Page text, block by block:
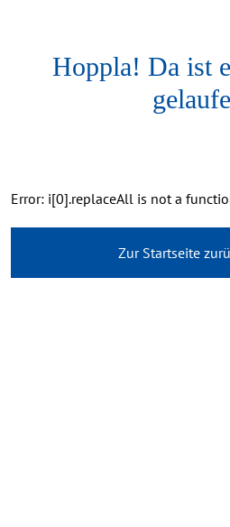
Hoppla! Da ist
Error: i[0].replaceAll is not a
Zur Startseite